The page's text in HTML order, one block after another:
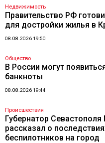
Недвижимость
Правительство РФ
для достройки жилья в
08.08.2026 19:50
Общество
В России могут
банкноты
08.08.2026 19:44
Происшествия
Губернатор
рассказал о
беспилотников на город